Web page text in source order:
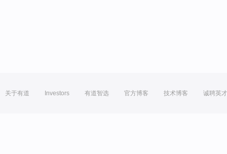
关于有道 Investors 有道智选 官方博客 技术博客 诚聘英才